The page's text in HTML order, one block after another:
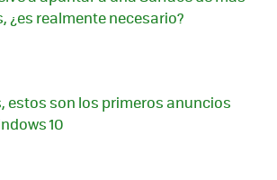
¿es realmente necesario?
estos son los primeros anuncios
10